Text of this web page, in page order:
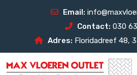
Email:
Contact: 030
Adres: Floridadreef 48,